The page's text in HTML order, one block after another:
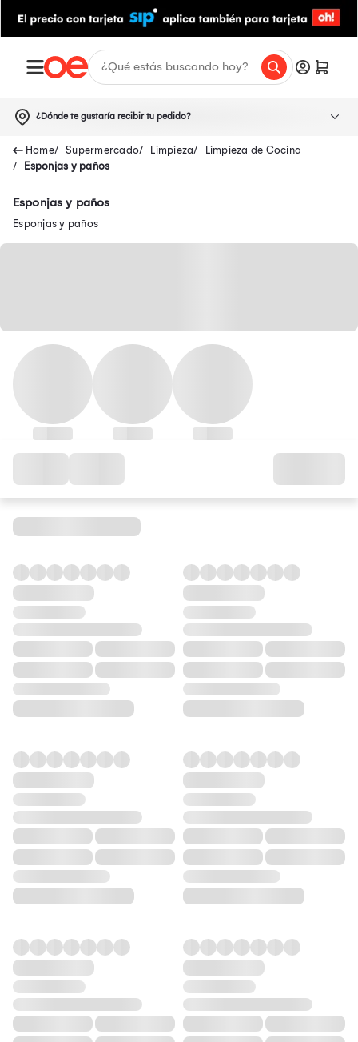
¿Dónde te gustaría recibir tu pedido?
Supermercado Limpieza
Limpieza de Cocina
Esponjas y paños
Esponjas y paños
Esponjas y paños